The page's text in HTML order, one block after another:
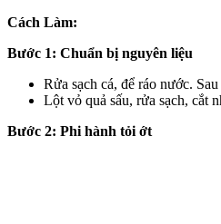
Cách Làm:
Bước 1: Chuẩn bị nguyên liệu
Rửa sạch cá, để ráo nước.
Lột vỏ quả sấu, rửa sạch, cắt
Bước 2: Phi hành tỏi ớt